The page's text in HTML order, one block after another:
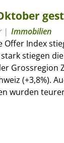
Immobilien
Offer Index
stiegen die
Grossregion
(+3,8%).
wurden